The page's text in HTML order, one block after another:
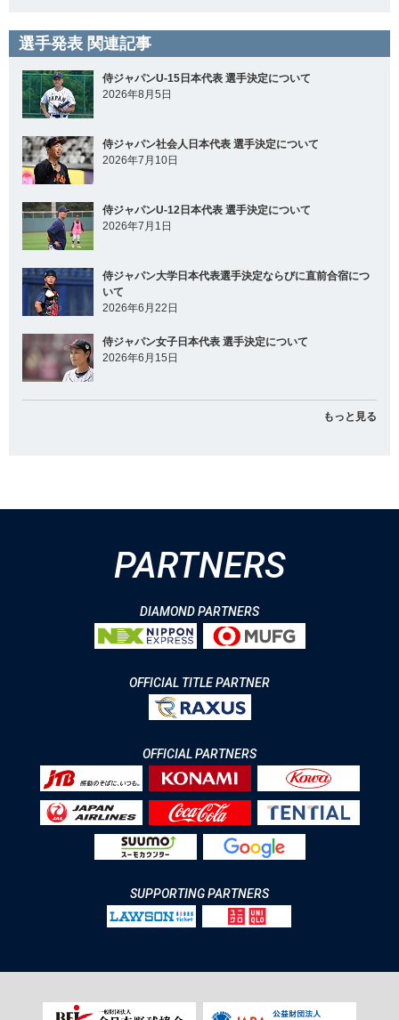
選手発表 関連記事
侍ジャパンU-15日本代表 選手決定について
2026年8月5日
侍ジャパン社会人日本代表 選手決定について
2026年7月10日
侍ジャパンU-12日本代表 選手決定について
2026年7月1日
侍ジャパン大学日本代表選手決定ならびに直前合宿につ
いて
2026年6月22日
侍ジャパン女子日本代表 選手決定について
2026年6月15日
もっと見る
PARTNERS
DIAMOND PARTNERS
OFFICIAL TITLE PARTNER
OFFICIAL PARTNERS
SUPPORTING PARTNERS